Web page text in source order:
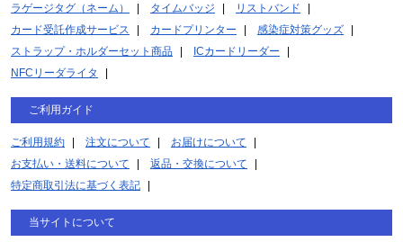
ラゲージタグ（ネーム）
タイムバッジ
リストバンド
カード受託作成サービス
カードプリンター
感染症対策グッズ
ストラップ・ホルダーセット商品
ICカードリーダー
NFCリーダライタ
ご利用ガイド
ご利用規約 注文について
お届けについて
お支払い・送料について
返品・交換について
特定商取引法に基づく表記
当サイトについて